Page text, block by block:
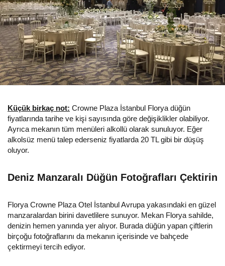
Küçük birkaç not: Crowne Plaza İstanbul Florya düğün
fiyatlarında tarihe ve kişi sayısında göre değişiklikler olabiliyor.
Ayrıca mekanın tüm menüleri alkollü olarak sunuluyor. Eğer
alkolsüz menü talep ederseniz fiyatlarda 20 TL gibi bir düşüş
oluyor.
Deniz Manzaralı Düğün Fotoğrafları Çektirin
Florya Crowne Plaza Otel İstanbul Avrupa yakasındaki en güzel
manzaralardan birini davetlilere sunuyor. Mekan Florya sahilde,
denizin hemen yanında yer alıyor. Burada düğün yapan çiftlerin
birçoğu fotoğraflarını da mekanın içerisinde ve bahçede
çektirmeyi tercih ediyor.